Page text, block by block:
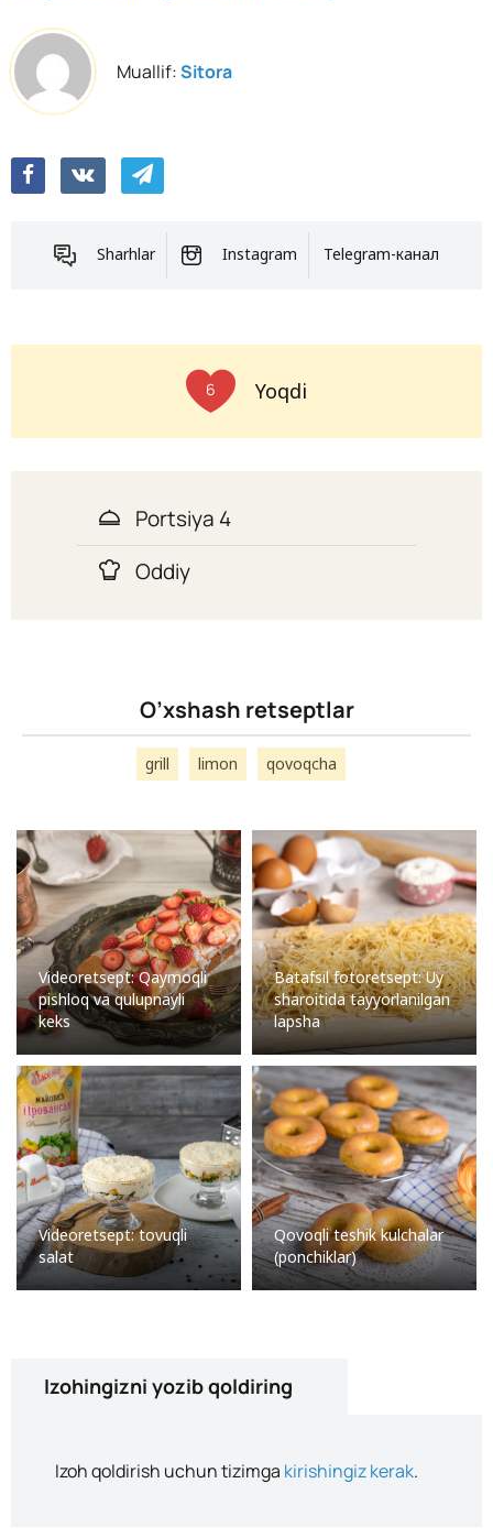
Muallif:Sitora
Sharhlar Instagram Telegram-канал
6 Yoqdi
Portsiya 4
Oddiy
O’xshash retseptlar
grill limon qovoqcha
Videoretsept: Qaymoqli
pishloq va qulupnayli
keks
Batafsil fotoretsept: Uy
sharoitida tayyorlanilgan
lapsha
Videoretsept: tovuqli
salat
Qovoqli teshik kulchalar
(ponchiklar)
Izohingizni yozib qoldiring
Izoh qoldirish uchun tizimga kirishingiz kerak.